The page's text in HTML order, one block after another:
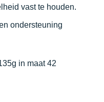
vast te houden.
ondersteuning
in maat 42